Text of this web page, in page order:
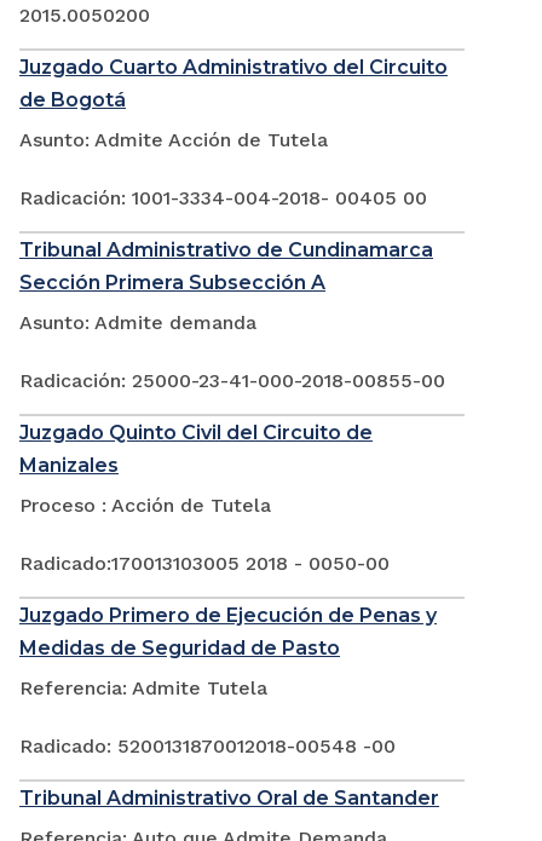
2015.0050200
Juzgado Cuarto Administrativo del Circuito
de Bogotá
Asunto: Admite Acción de Tutela
Radicación: 1001-3334-004-2018- 00405 00
Tribunal Administrativo de Cundinamarca
Sección Primera Subsección A
Asunto: Admite demanda
Radicación: 25000-23-41-000-2018-00855-00
Juzgado Quinto Civil del Circuito de
Manizales
Proceso : Acción de Tutela
Radicado:170013103005 2018 - 0050-00
Juzgado Primero de Ejecución de Penas y
Medidas de Seguridad de Pasto
Referencia: Admite Tutela
Radicado: 5200131870012018-00548 -00
Tribunal Administrativo Oral de Santander